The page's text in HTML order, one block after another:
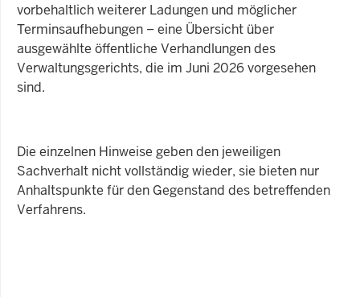
vorbehaltlich weiterer Ladungen und möglicher
Terminsaufhebungen – eine Übersicht über
ausgewählte öffentliche Verhandlungen des
Verwaltungsgerichts, die im Juni 2026 vorgesehen
sind.
Die einzelnen Hinweise geben den jeweiligen
Sachverhalt nicht vollständig wieder, sie bieten nur
Anhaltspunkte für den Gegenstand des betreffenden
Verfahrens.